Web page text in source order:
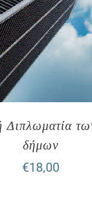
Διπλωματία
δήμων
€18,00